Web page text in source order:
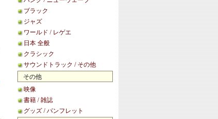
ブラック
ジャズ
ワールド / レゲエ
日本 全般
クラシック
サウンドトラック / その他
その他
映像
書籍 / 雑誌
グッズ / パンフレット